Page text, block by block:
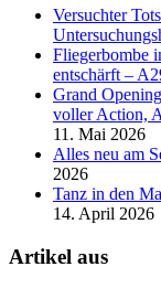
Versucht­er
Fliegerbombe
entschärft –
Grand
voller Action,
11. Mai 2026
Alles neu am
2026
Tanz in den
14. April 2026
Artikel aus